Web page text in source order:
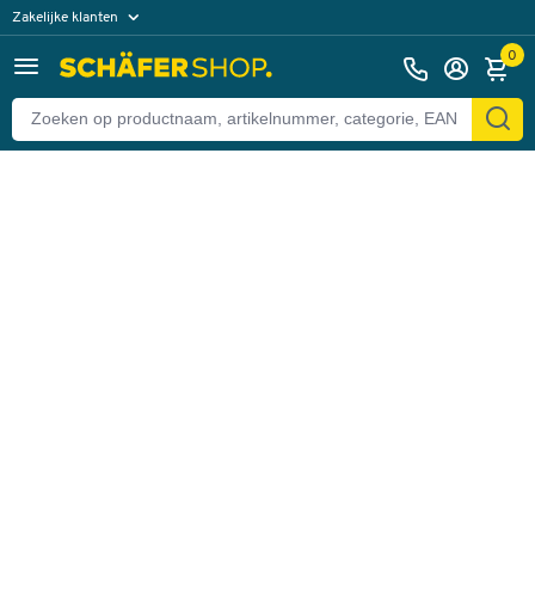
Zakelijke klanten
Particuliere klanten 0
Terug